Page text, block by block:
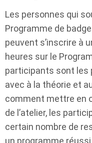
Les personnes qui
Programme de
peuvent s’inscrire à
heures sur le
participants sont
avec à la théorie et
comment mettre en
de l’atelier, les
certain nombre de
un programme réussi.